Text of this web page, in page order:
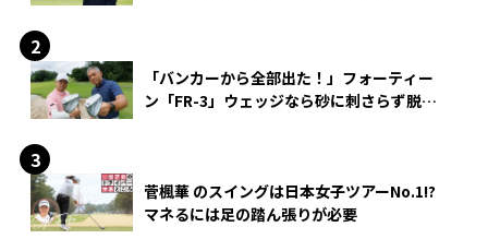
「バンカーから全部出た！」フォーティー
ン「FR-3」ウェッジなら砂に刺さらず脱出
菅楓華 のスイングは日本女子ツアーNo.1!?
マネるには足の踏ん張りが必要